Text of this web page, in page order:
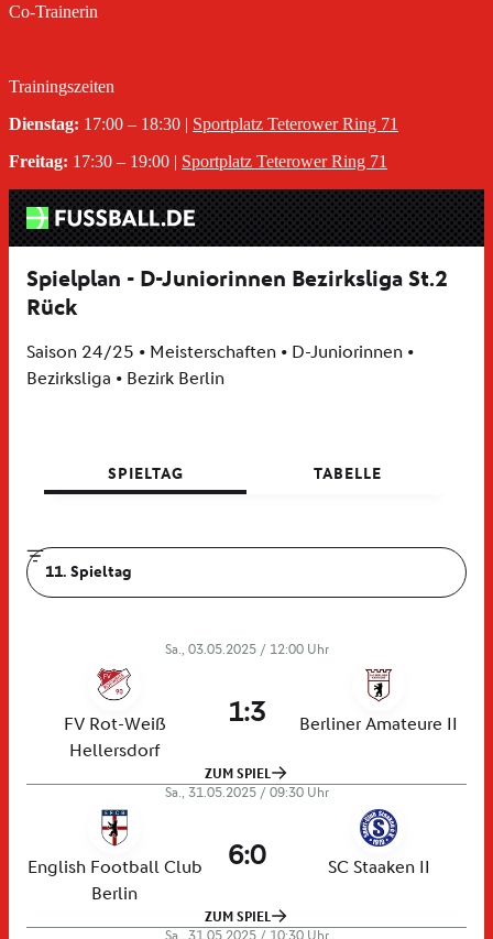
Co-Trainerin
Trainingszeiten
Dienstag: 17:00 – 18:30 | Sportplatz Teterower Ring 71
Freitag: 17:30 – 19:00 | Sportplatz Teterower Ring 71